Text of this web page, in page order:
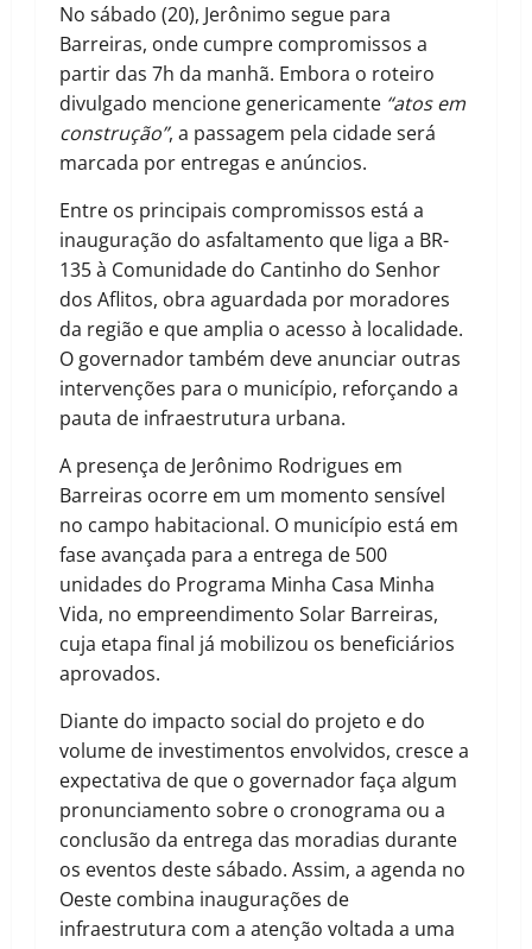
No sábado (20), Jerônimo segue para
Barreiras, onde cumpre compromissos a
partir das 7h da manhã. Embora o roteiro
divulgado mencione genericamente “atos em
construção”, a passagem pela cidade será
marcada por entregas e anúncios.
Entre os principais compromissos está a
inauguração do asfaltamento que liga a BR-
135 à Comunidade do Cantinho do Senhor
dos Aflitos, obra aguardada por moradores
da região e que amplia o acesso à localidade.
O governador também deve anunciar outras
intervenções para o município, reforçando a
pauta de infraestrutura urbana.
A presença de Jerônimo Rodrigues em
Barreiras ocorre em um momento sensível
no campo habitacional. O município está em
fase avançada para a entrega de 500
unidades do Programa Minha Casa Minha
Vida, no empreendimento Solar Barreiras,
cuja etapa final já mobilizou os beneficiários
aprovados.
Diante do impacto social do projeto e do
volume de investimentos envolvidos, cresce a
expectativa de que o governador faça algum
pronunciamento sobre o cronograma ou a
conclusão da entrega das moradias durante
os eventos deste sábado. Assim, a agenda no
Oeste combina inaugurações de
infraestrutura com a atenção voltada a uma